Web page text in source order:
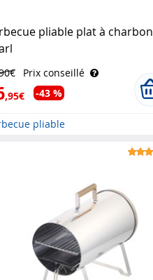
pliable plat à charbon
Prix conseillé
,95€ -43 %
pliable